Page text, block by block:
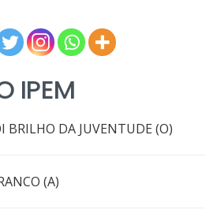
IPEM
BRILHO DA JUVENTUDE (O)
(A)